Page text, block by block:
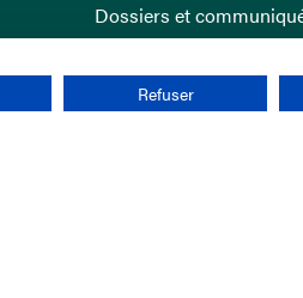
Dossiers et
Refuser